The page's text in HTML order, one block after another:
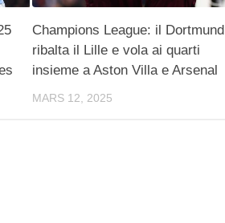
Champions League: il Dortmund
ribalta il Lille e vola ai quarti
insieme a Aston Villa e Arsenal
MARS 12, 2025